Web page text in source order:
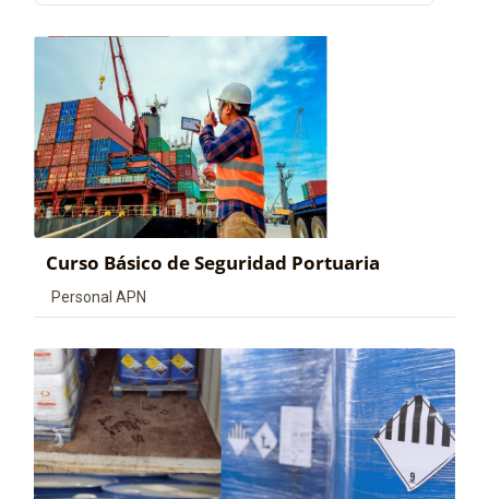
Curso Básico de Seguridad Portuaria
Categoría de cursos
Personal APN